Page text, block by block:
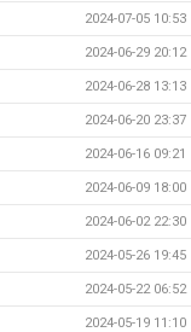
2024-07-05 10:53
2024-06-29 20:12
2024-06-28 13:13
2024-06-20 23:37
2024-06-16 09:21
2024-06-09 18:00
2024-06-02 22:30
2024-05-26 19:45
2024-05-22 06:52
2024-05-19 11:10